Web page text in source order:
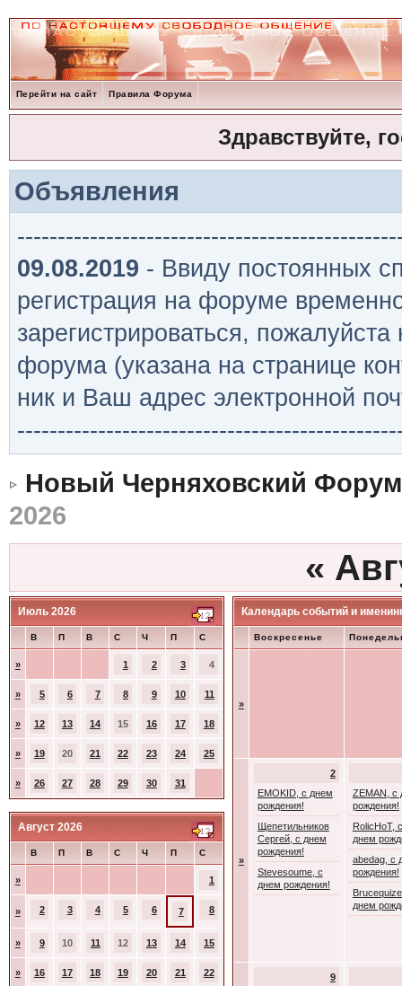
Перейти на сайт Правила Форума
Здравствуйте,
Объявления
09.08.2019 - Ввиду постоянных
регистрация на форуме
зарегистрироваться,
форума (указана на странице
ник и Ваш адрес электронной
Новый Черняховский Форум
2026
«
Июль 2026
В П В С Ч П С
» 1 2 3 4
» 5 6 7 8 9 10 11
» 12 13 14 15 16 17 18
» 19 20 21 22 23 24 25
» 26 27 28 29 30 31
Август 2026
В П В С Ч П С
» 1
» 2 3 4 5 6 7 8
» 9 10 11 12 13 14 15
» 16 17 18 19 20 21 22
Календарь событий и
Воскресенье
»
»
2
EMOKID, с днем
рождения!
Щепетильников
Сергей, с днем
рождения!
Stevesoume, с
днем рождения!
ZEMAN, с
рождения!
RolicHoT, с
днем
abedag, с
рождения!
днем
9